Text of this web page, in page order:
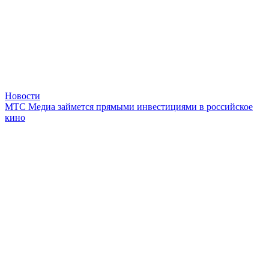
Новости
МТС Медиа займется прямыми инвестициями в российское
кино